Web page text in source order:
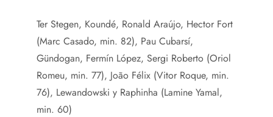
Ter Stegen, Koundé, Ronald Araújo, Hector Fort
(Marc Casado, min. 82), Pau Cubarsí,
Gündogan, Fermín López, Sergi Roberto (Oriol
Romeu, min. 77), João Félix (Vitor Roque, min.
76), Lewandowski y Raphinha (Lamine Yamal,
min. 60)